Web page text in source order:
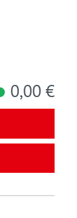
0,00 €